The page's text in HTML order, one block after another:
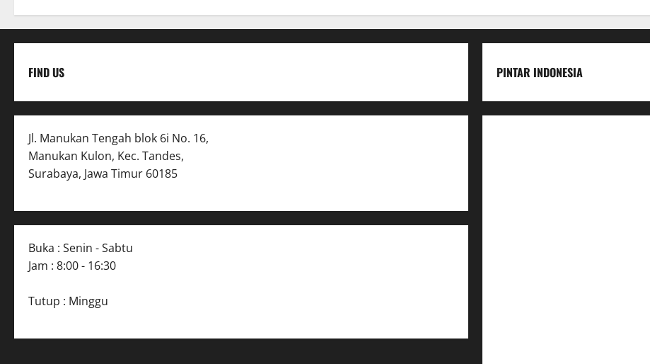
FIND US
Jl. Manukan Tengah blok 6i No. 16,
Manukan Kulon, Kec. Tandes,
Surabaya, Jawa Timur 60185
Buka : Senin - Sabtu
Jam : 8:00 - 16:30
Tutup : Minggu
PINTAR INDONESIA